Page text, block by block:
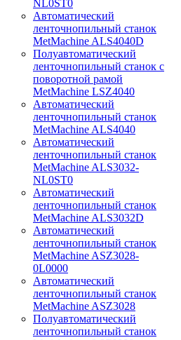
NL0ST0
Автоматический
ленточнопильный станок
MetMachine ALS4040D
Полуавтоматический
ленточнопильный станок с
поворотной рамой
MetMachine LSZ4040
Автоматический
ленточнопильный станок
MetMachine ALS4040
Автоматический
ленточнопильный станок
MetMachine ALS3032-
NL0ST0
Автоматический
ленточнопильный станок
MetMachine ALS3032D
Автоматический
ленточнопильный станок
MetMachine ASZ3028-
0L0000
Автоматический
ленточнопильный станок
MetMachine ASZ3028
Полуавтоматический
ленточнопильный станок